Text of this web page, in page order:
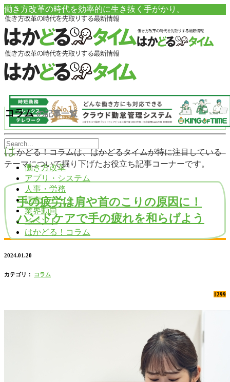
働き方改革の時代を効率的に生き抜く手がかり。
働き方改革
アプリ・システム
人事・労務
調査・データ
業界動向
イベント
はかどる！コラム
コラムの記事一覧
はかどる！コラムは、はかどるタイムが特に注目している
テーマについて掘り下げたお役立ち記事コーナーです。
手の疲労は肩や首のこりの原因に！
ハンドケアで手の疲れを和らげよう
2024.01.20
カテゴリ： コラム
1299